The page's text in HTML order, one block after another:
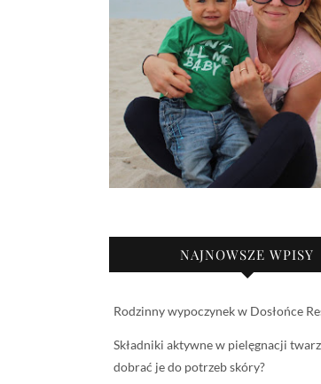
NAJNOWSZE WPISY
Rodzinny wypoczynek w Dosłońce
Składniki aktywne w pielęgnacji
dobrać je do potrzeb skóry?